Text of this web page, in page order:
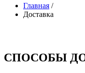
Главная /
Доставка
СПОСОБЫ